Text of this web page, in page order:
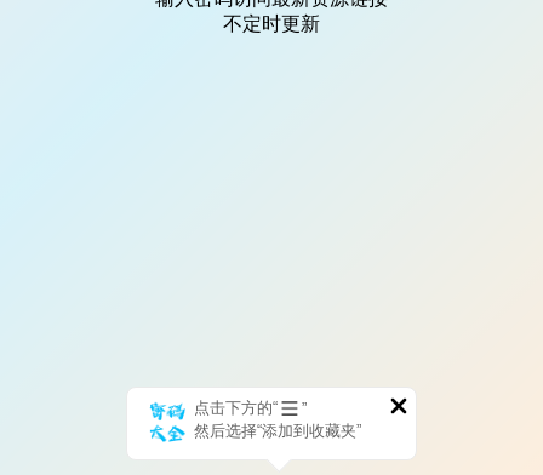
不定时更新
点击下方的“
”
然后选择“添加到收藏夹”